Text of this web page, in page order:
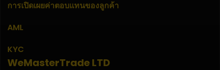
WeMasterTrade LTD
การเปิดเผยค่าตอบแทนของลูกค้า
AML
KYC